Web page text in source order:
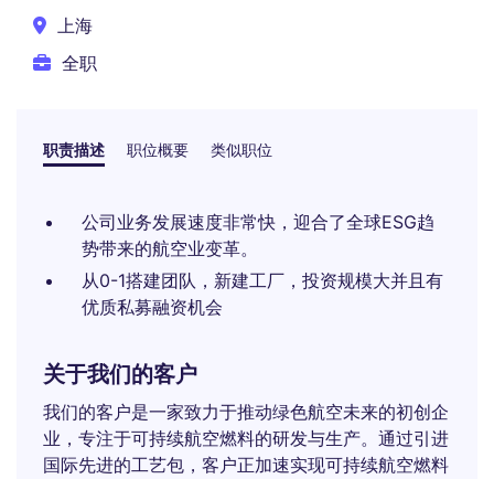
上海
全职
职责描述 职位概要 类似职位
公司业务发展速度非常快，迎合了全球ESG趋
势带来的航空业变革。
从0-1搭建团队，新建工厂，投资规模大并且有
优质私募融资机会
关于我们的客户
我们的客户是一家致力于推动绿色航空未来的初创企
业，专注于可持续航空燃料的研发与生产。通过引进
国际先进的工艺包，客户正加速实现可持续航空燃料